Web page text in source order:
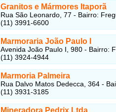
Granitos e Mármores Itaporã
Rua São Leonardo, 77 - Bairro:
(11) 3991-6600
Marmoraria João Paulo I
Avenida João Paulo I, 980 - Bairro:
(11) 3924-4944
Marmoria Palmeira
Rua Dalvo Matos Dedecca, 364 -
(11) 3931-3185
Mineradora Pedrix Ltda